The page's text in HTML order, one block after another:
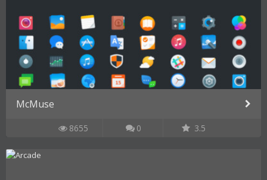
McMuse
8655 0 3.5